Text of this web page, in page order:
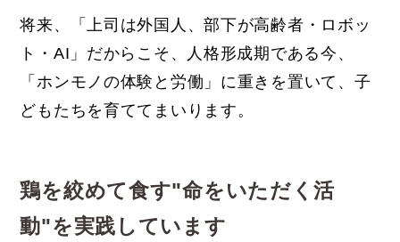
将来、「上司は外国人、部下が高齢者・ロボッ
ト・AI」だからこ そ、人格形成期である今、
「ホンモノの体験と労働」に重きを置いて、子
どもたちを育ててまいります。
鶏を絞めて食す"命をいただく活
動"を実践しています